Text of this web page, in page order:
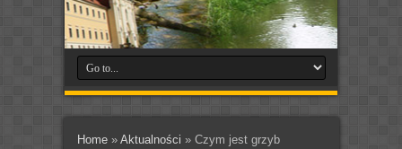
Home» Aktualności » Czym jest grzyb